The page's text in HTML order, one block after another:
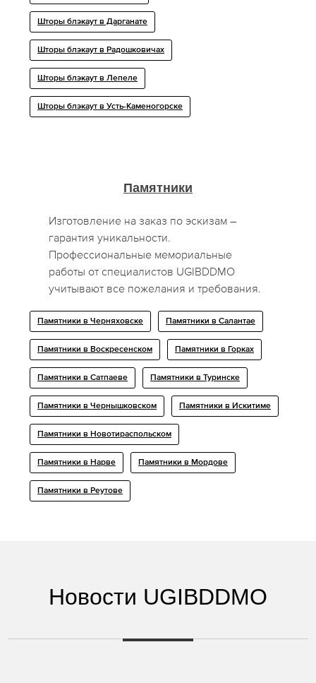
Шторы блэкаут в Дарганате
Шторы блэкаут в Радошковичах
Шторы блэкаут в Лепеле
Шторы блэкаут в Усть-Каменогорске
Памятники
Изготовление на заказ по эскизам –
гарантия уникальности.
Профессиональные мемориальные
работы от специалистов UGIBDDMO
учитывают все пожелания и требования.
Памятники в Черняховске Памятники в Салантае
Памятники в Воскресенском Памятники в Горках
Памятники в Сатпаеве Памятники в Туринске
Памятники в Чернышковском Памятники в Искитиме
Памятники в Новотираспольском
Памятники в Нарве Памятники в Мордове
Памятники в Реутове
Новости UGIBDDMO